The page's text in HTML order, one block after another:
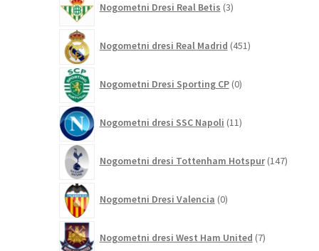
Nogometni Dresi Real Betis 3izdelki
Nogometni dresi Real Madrid 451izdelkov
Nogometni Dresi Sporting CP 0izdelkov
Nogometni dresi SSC Napoli 11izdelkov
Nogometni dresi Tottenham Hotspur 147
Nogometni Dresi Valencia 0izdelkov
Nogometni dresi West Ham United 7izdelkov